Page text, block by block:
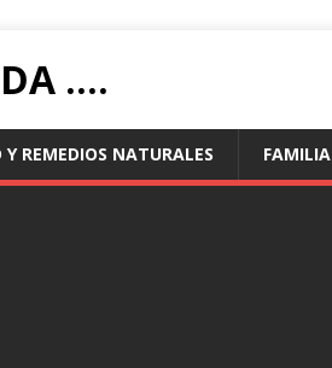
....
Y REMEDIOS NATURALES FAMILIA